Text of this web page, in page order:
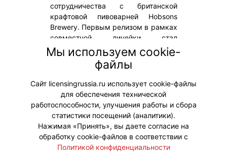
сотрудничества с британской
крафтовой пивоварней Hobsons
Brewery. Первым релизом в рамках
совместной линейки стал
золотистый эль Patient Number
9. Мировая премьера напитка была
приурочена к первому в истории
«Дню Оззи Осборна».
#Коллаборации
Мы используем cookie-
файлы
Сайт licensingrussia.ru использует cookie-файлы
для обеспечения технической
работоспособности, улучшения работы и сбора
статистики посещений (аналитики).
Нажимая «Принять», вы даете согласие на
обработку cookie-файлов в соответствии с
Политикой конфиденциальности